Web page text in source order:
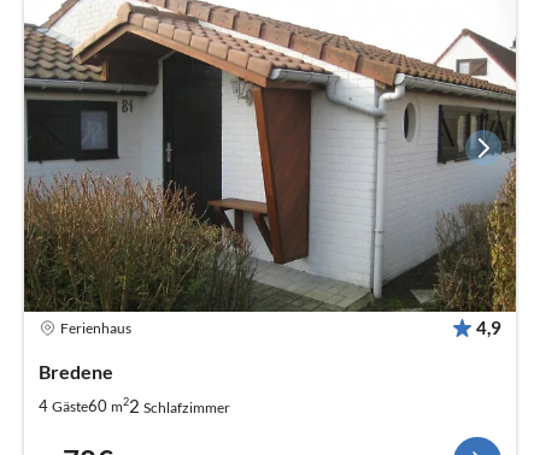
Ferienhaus 4,9
Bredene
4 Gäste60 m22 Schlafzimmer